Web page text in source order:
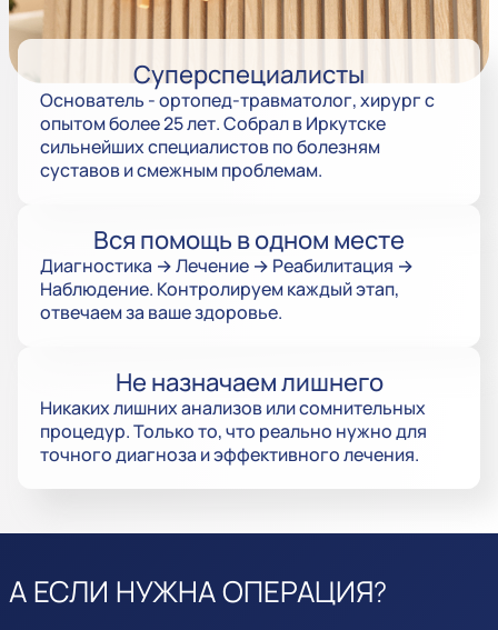
Суперспециалисты
Основатель - ортопед-травматолог, хирург с
опытом более 25 лет. Собрал в Иркутске
сильнейших специалистов по болезням
суставов и смежным проблемам.
Вся помощь в одном месте
Диагностика → Лечение → Реабилитация →
Наблюдение. Контролируем каждый этап,
отвечаем за ваше здоровье.
Не назначаем лишнего
Никаких лишних анализов или сомнительных
процедур. Только то, что реально нужно для
точного диагноза и эффективного лечения.
А ЕСЛИ НУЖНА ОПЕРАЦИЯ?